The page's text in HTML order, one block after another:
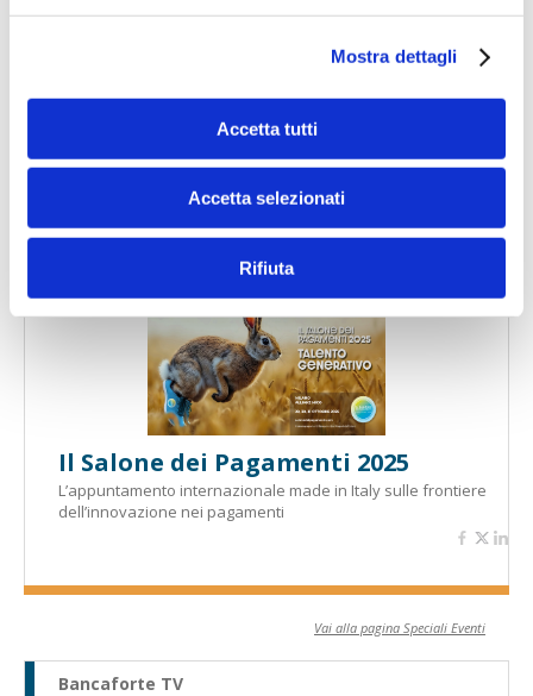
Mostra dettagli
Accetta tutti
Accetta selezionati
Rifiuta
Banche per l'inclusione
Il Salone dei Pagamenti 2025
L’appuntamento internazionale made in Italy sulle frontiere
dell’innovazione nei pagamenti
Vai alla pagina Speciali Eventi
Bancaforte TV